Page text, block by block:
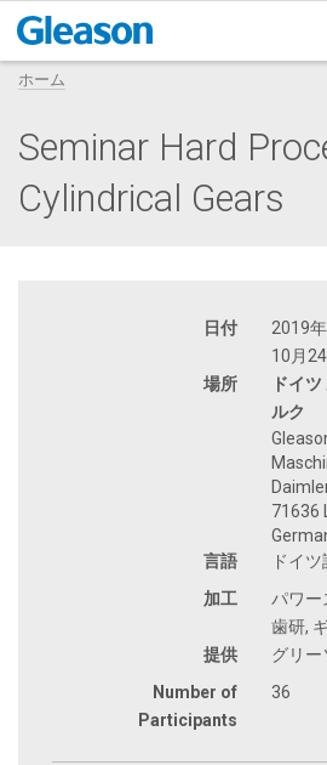
ホーム
Seminar Hard
Cylindrical Gears
日付
2019
10月
場所
ドイ
ルク
71636
言語
ドイツ
加工
パワー
歯研,
提供
グリー
Number of
Participants
36